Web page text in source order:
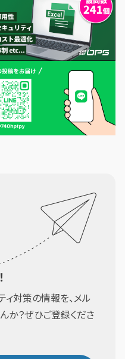
ィ対策の情報を、メル
か？ぜひご登録くださ